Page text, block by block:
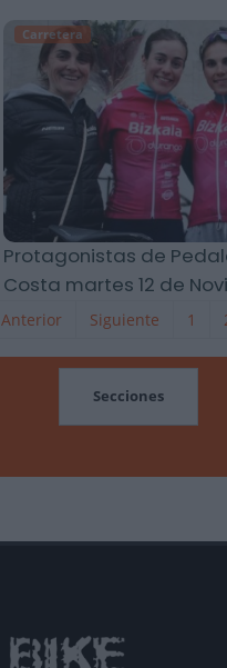
Carretera
Protagonistas de
Costa martes 12 de
Anterior Siguiente 1
Secciones